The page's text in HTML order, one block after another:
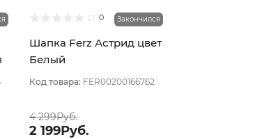
0 Закончился
Шапка Ferz Астрид цвет
Белый
Код товара: FER00200166762
4 299Руб.
2 199Руб.